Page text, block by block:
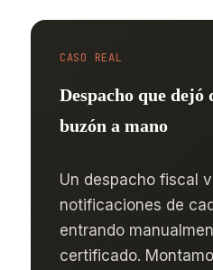
CASO REAL
Despacho que dejó
buzón a mano
Un despacho fiscal
notificaciones de
entrando
certificado.